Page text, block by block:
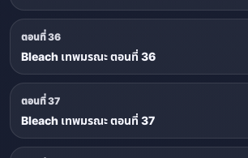
ตอนที่ 36
Bleach เทพมรณะ ตอนที่ 36
ตอนที่ 37
Bleach เทพมรณะ ตอนที่ 37